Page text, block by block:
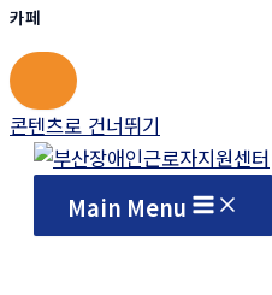
카페
콘텐츠로 건너뛰기
Main Menu